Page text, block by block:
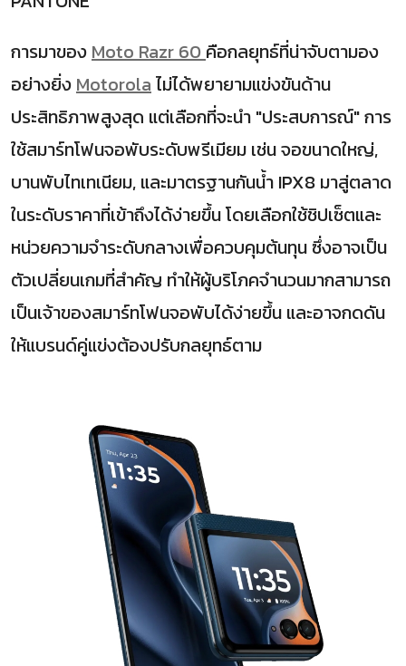
การมาของMoto Razr 60คือกลยุทธ์ที่น่าจับตามอง
อย่างยิ่งMotorolaไม่ได้พยายามแข่งขันด้าน
ประสิทธิภาพสูงสุด แต่เลือกที่จะนำ "ประสบการณ์" การ
ใช้สมาร์ทโฟนจอพับระดับพรีเมียม เช่น จอขนาดใหญ่,
บานพับไทเทเนียม, และมาตรฐานกันน้ำ IPX8 มาสู่ตลาด
ในระดับราคาที่เข้าถึงได้ง่ายขึ้น โดยเลือกใช้ชิปเซ็ตและ
หน่วยความจำระดับกลางเพื่อควบคุมต้นทุน ซึ่งอาจเป็น
ตัวเปลี่ยนเกมที่สำคัญ ทำให้ผู้บริโภคจำนวนมากสามารถ
เป็นเจ้าของสมาร์ทโฟนจอพับได้ง่ายขึ้น และอาจกดดัน
ให้แบรนด์คู่แข่งต้องปรับกลยุทธ์ตาม